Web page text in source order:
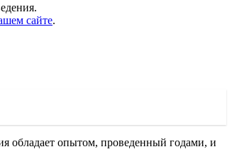
сайте.
обладает опытом, проведенный годами, и